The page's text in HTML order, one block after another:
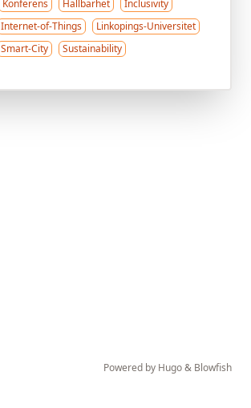
Konferens Hallbarhet
Inclusivity
Internet-of-Things
Linkopings-Universitet
Smart-City Sustainability
Powered by Hugo& Blowfish